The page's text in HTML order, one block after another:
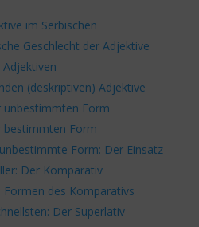
im Serbischen
Geschlecht der Adjektive
(deskriptiven) Adjektive
unbestimmten Form
bestimmten Form
Form: Der Einsatz
Der Komparativ
Formen des Komparativs
Der Superlativ